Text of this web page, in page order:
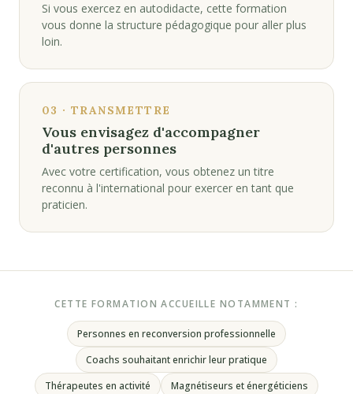
Si vous exercez en autodidacte, cette formation
vous donne la structure pédagogique pour aller plus
loin.
03 · TRANSMETTRE
Vous envisagez d'accompagner
d'autres personnes
Avec votre certification, vous obtenez un titre
reconnu à l'international pour exercer en tant que
praticien.
CETTE FORMATION ACCUEILLE NOTAMMENT :
Personnes en reconversion professionnelle
Coachs souhaitant enrichir leur pratique
Thérapeutes en activité
Magnétiseurs et énergéticiens